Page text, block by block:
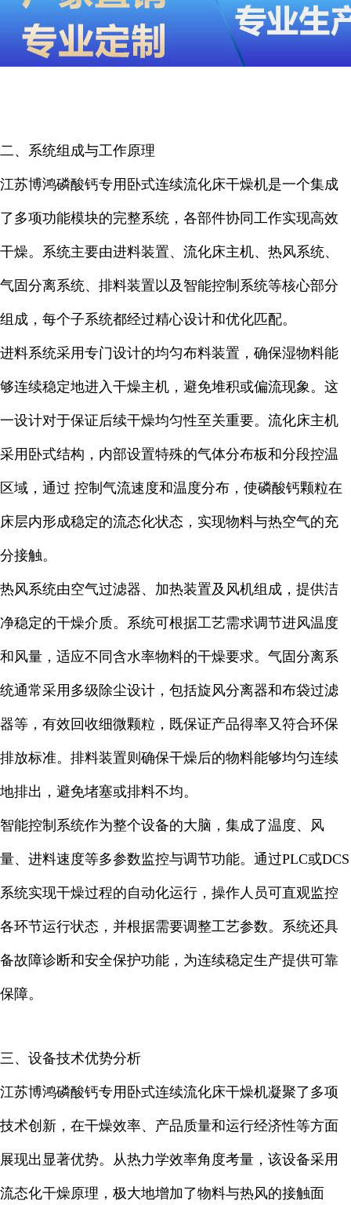
二、系统组成与工作原理
江苏博鸿磷酸钙专用卧式连续流化床干燥机是一个集成
了多项功能模块的完整系统，各部件协同工作实现高效
干燥。系统主要由进料装置、流化床主机、热风系统、
气固分离系统、排料装置以及智能控制系统等核心部分
组成，每个子系统都经过精心设计和优化匹配。
进料系统采用专门设计的均匀布料装置，确保湿物料能
够连续稳定地进入干燥主机，避免堆积或偏流现象。这
一设计对于保证后续干燥均匀性至关重要。流化床主机
采用卧式结构，内部设置特殊的气体分布板和分段控温
区域，通过 控制气流速度和温度分布，使磷酸钙颗粒在
床层内形成稳定的流态化状态，实现物料与热空气的充
分接触。
热风系统由空气过滤器、加热装置及风机组成，提供洁
净稳定的干燥介质。系统可根据工艺需求调节进风温度
和风量，适应不同含水率物料的干燥要求。气固分离系
统通常采用多级除尘设计，包括旋风分离器和布袋过滤
器等，有效回收细微颗粒，既保证产品得率又符合环保
排放标准。排料装置则确保干燥后的物料能够均匀连续
地排出，避免堵塞或排料不均。
智能控制系统作为整个设备的大脑，集成了温度、风
量、进料速度等多参数监控与调节功能。通过PLC或DCS
系统实现干燥过程的自动化运行，操作人员可直观监控
各环节运行状态，并根据需要调整工艺参数。系统还具
备故障诊断和安全保护功能，为连续稳定生产提供可靠
保障。
三、设备技术优势分析
江苏博鸿磷酸钙专用卧式连续流化床干燥机凝聚了多项
技术创新，在干燥效率、产品质量和运行经济性等方面
展现出显著优势。从热力学效率角度考量，该设备采用
流态化干燥原理，极大地增加了物料与热风的接触面